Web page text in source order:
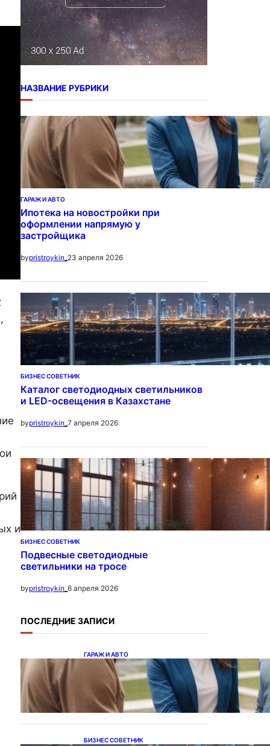
и
НАЗВАНИЕ РУБРИКИ
ГАРАЖ И АВТО
Ипотека на новостройки при
оформлении напрямую у
застройщика
bypristroykin_ 23 апреля 2026
БИЗНЕС СОВЕТНИК
Каталог светодиодных светильников
и LED-освещения в Казахстане
bypristroykin_ 7 апреля 2026
БИЗНЕС СОВЕТНИК
Подвесные светодиодные
светильники на тросе
bypristroykin_ 6 апреля 2026
ПОСЛЕДНИЕ ЗАПИСИ
ГАРАЖ И АВТО
Ипотека на новостройки
при оформлении
напрямую у застройщика
БИЗНЕС СОВЕТНИК